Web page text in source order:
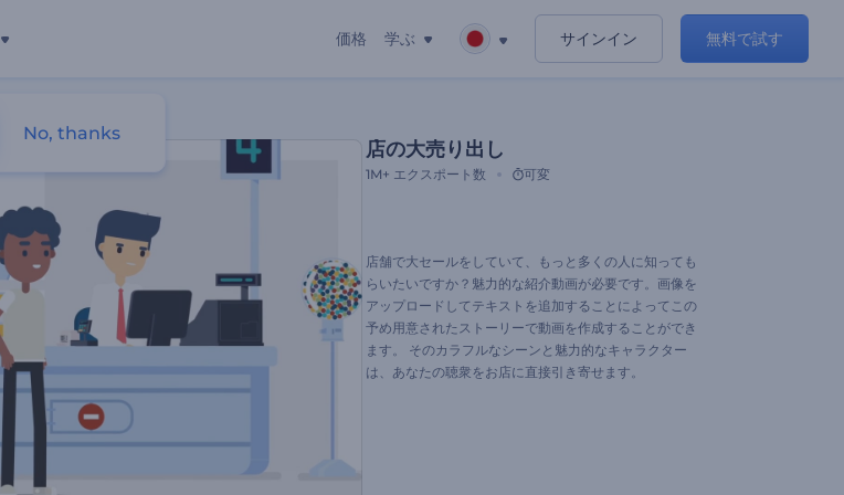
価格 学ぶ サインイン 無料で試す
店の大売り出し
1M+ エクスポート数 可変
店舗で大セールをしていて、もっと多くの人に知っても
らいたいですか？魅力的な紹介動画が必要です。画像を
アップロードしてテキストを追加することによってこの
予め用意されたストーリーで動画を作成することができ
ます。 そのカラフルなシーンと魅力的なキャラクター
は、あなたの聴衆をお店に直接引き寄せます。
No, thanks